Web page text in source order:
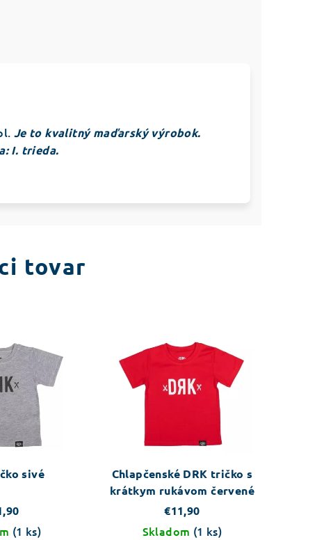
Je to kvalitný maďarský výrobok.
I. trieda.
tovar
sivé
(1 ks)
Chlapčenské DRK tričko s
krátkym rukávom červené
€11,90
Skladom (1 ks)